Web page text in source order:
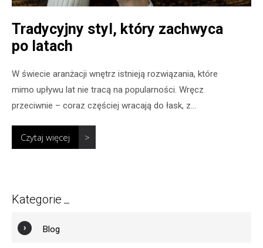
Tradycyjny styl, który zachwyca
po latach
W świecie aranżacji wnętrz istnieją rozwiązania, które
mimo upływu lat nie tracą na popularności. Wręcz
przeciwnie – coraz częściej wracają do łask, z...
Czytaj więcej >
Kategorie
Blog